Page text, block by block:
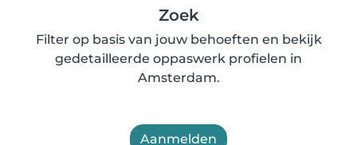
Zoek
Filter op basis van jouw behoeften en bekijk
gedetailleerde oppaswerk profielen in
Amsterdam.
Aanmelden